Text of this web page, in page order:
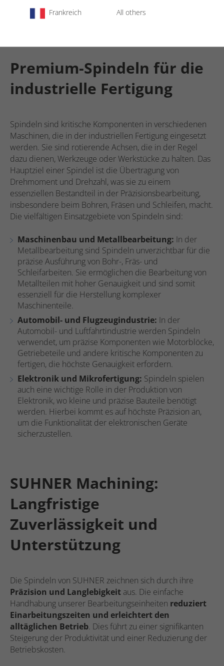
Jetzt endecken
Premium-Spindeln für die
industrielle Fertigung
Spindeln sind kritische Komponenten in verschiedenen
Maschinen, die in der industriellen Fertigung eingesetzt
werden. Sie sind rotierende Achsen, die in der Regel
dazu dienen, Werkzeuge oder Werkstücke zu halten. Das
Hauptziel einer Spindel ist die Übertragung von
Drehmoment und Drehzahl, was sie zu einem
essenziellen Bestandteil in der Präzisionsbearbeitung,
insbesondere beim Bohren, Fräsen und Schleifen, macht.
Die vielfältigen Einsatzgebiete von Spindeln sind:
Maschinenbau und Metallbearbeitung: In der
Metallbearbeitung sind Spindeln unverzichtbar für die
präzise Ausführung von Bohr-, Fräs- und
Schleifarbeiten. Sie ermöglichen die Bearbeitung von
Metallteilen mit hoher Genauigkeit und sind somit
essenziell für die Herstellung komplexer
Maschinenteile.
Automobil- und Flugzeugindustrie: In der
Automobil- und Luftfahrtindustrie werden Spindeln
verwendet, um präzise Komponenten wie Motorblöcke,
Getriebeteile und andere kritische Komponenten zu
fertigen, die höchste Genauigkeit erfordern.
Elektronik und Mikrofertigung: Spindeln spielen
auch eine wichtige Rolle in der Produktion von
Elektronik, wo kleine und präzise Bauteile benötigt
werden. Hierbei kommt es auf höchste Präzision an,
um die Funktionalität der elektronischen Geräte
sicherzustellen.
SUHNER Machining:
Langfristige
Zuverlässigkeit und
Unterstützung
Die Spindeln von SUHNER zeichnen sich durch ihre
Präzision und Langlebigkeit aus. Die einfache
Handhabung unserer Bearbeitungseinheiten reduziert
Einarbeitungszeiten und erleichtert den
alltäglichen Betrieb. Dies führt zu einer signifikanten
Steigerung der Produktivität und einer Reduzierung der
Betriebskosten.
Frankreich All others